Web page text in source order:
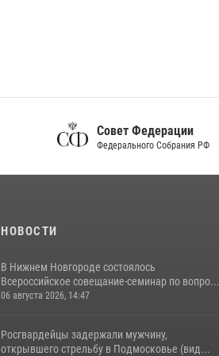
Совет Федерации
Федерального Собрания РФ
НОВОСТИ
В Нижнем Новгороде состоялось
Всероссийское совещание-семинар по вопро...
06 августа 2026, 14:47
Росгвардейцы задержали мужчину,
открывшего стрельбу в Подмосковье (вид...